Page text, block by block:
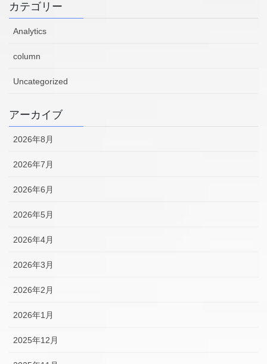
カテゴリー
Analytics
column
Uncategorized
アーカイブ
2026年8月
2026年7月
2026年6月
2026年5月
2026年4月
2026年3月
2026年2月
2026年1月
2025年12月